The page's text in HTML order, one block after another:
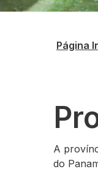
Página
A
do